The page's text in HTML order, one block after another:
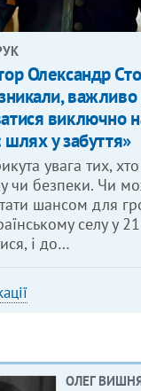
Олександр
важливо
виключно
шлях у забуття»
увага тих,
чи безпеки. Чи
шансом для
селу у
і до…
ОЛЕГ